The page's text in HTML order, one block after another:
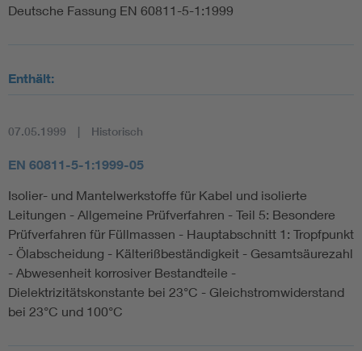
Deutsche Fassung EN 60811-5-1:1999
Enthält:
07.05.1999 Historisch
EN 60811-5-1:1999-05
Isolier- und Mantelwerkstoffe für Kabel und isolierte
Leitungen - Allgemeine Prüfverfahren - Teil 5: Besondere
Prüfverfahren für Füllmassen - Hauptabschnitt 1: Tropfpunkt
- Ölabscheidung - Kälterißbeständigkeit - Gesamtsäurezahl
- Abwesenheit korrosiver Bestandteile -
Dielektrizitätskonstante bei 23°C - Gleichstromwiderstand
bei 23°C und 100°C